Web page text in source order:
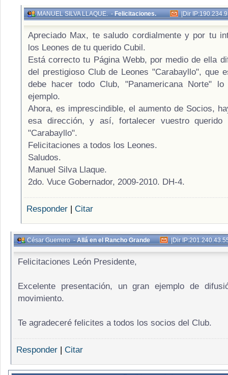
MANUEL SILVA LLAQUE.-Felicitaciones. |Dir
Apreciado Max, te saludo cordialmente y por tu
los Leones de tu querido Cubil.
Está correcto tu Página Webb, por medio de ella
del prestigioso Club de Leones "Carabayllo", que
debe hacer todo Club, "Panamericana Norte"
ejemplo.
Ahora, es imprescindible, el aumento de Socios,
esa dirección, y así, fortalecer vuestro querido
"Carabayllo".
Felicitaciones a todos los Leones.
Saludos.
Manuel Silva Llaque.
2do. Vuce Gobernador, 2009-2010. DH-4.
Responder | Citar
César Guerrero-Allá en el Rancho Grande |Dir
Felicitaciones León Presidente,
Excelente presentación, un gran ejemplo de
movimiento.
Te agradeceré felicites a todos los socios del Club.
Responder | Citar